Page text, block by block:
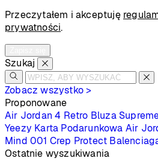
Przeczytałem i akceptuję
prywatności.
Szukaj
Zobacz wszystko >
Proponowane
Air Jordan 4 Retro Bluza
Yeezy Karta Podarunkowa Air
Mind 001 Crep Protect
Ostatnie wyszukiwania